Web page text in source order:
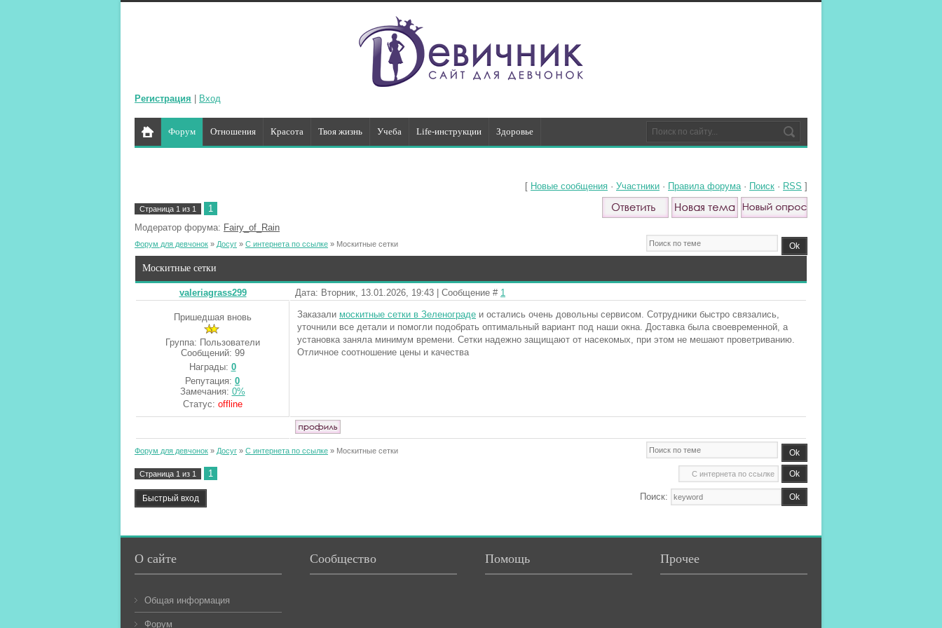
Регистрация Вход
Форум Отношения Красота Твоя жизнь Учеба Life-инструкции Здоровье
[ Новые сообщения · Участники · Правила форума· Поиск · RSS ]
Страница 1 из 1
1
Модератор форума: Fairy_of_Rain
Форум для девчонок » Досуг » С интернета по ссылке » Москитные сетки
Москитные сетки
valeriagrass299 Дата: Вторник, 13.01.2026, 19:43 | Сообщение # 1
Пришедшая вновь
Группа: Пользователи
Сообщений: 99
Награды: 0
Репутация: 0
Замечания: 0%
Статус: offline
Заказали москитные сетки в Зеленограде и остались очень довольны сервисом. Сотрудники быстро связались,
уточнили все детали и помогли подобрать оптимальный вариант под наши окна. Доставка была своевременной, а
установка заняла минимум времени. Сетки надежно защищают от насекомых, при этом не мешают проветриванию.
Отличное соотношение цены и качества
Форум для девчонок » Досуг » С интернета по ссылке » Москитные сетки
Страница 1 из 1 1
Поиск:
О сайте
Общая информация
Форум
Сообщество Помощь Прочее